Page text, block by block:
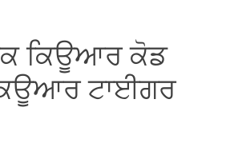
ਕਿਊਆਰ ਕੋਡ
ਟਾਈਗਰ